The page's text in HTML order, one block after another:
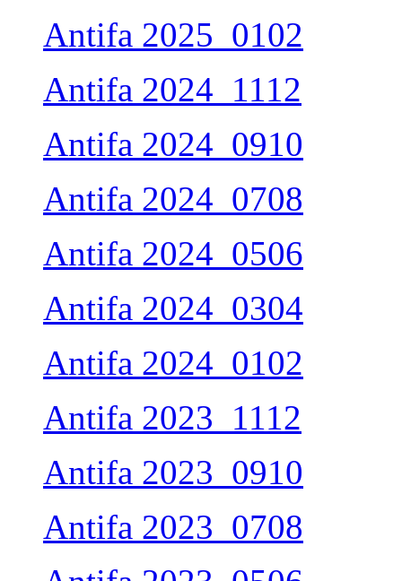
Antifa 2025_0102
Antifa 2024_1112
Antifa 2024_0910
Antifa 2024_0708
Antifa 2024_0506
Antifa 2024_0304
Antifa 2024_0102
Antifa 2023_1112
Antifa 2023_0910
Antifa 2023_0708